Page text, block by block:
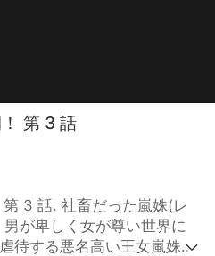
第 3 話
3 話. 社畜だった嵐姝(レ
が卑しく女が尊い世界に
待する悪名高い王女嵐姝と